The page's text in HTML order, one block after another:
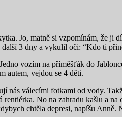
Jo, matně si vzpomínám, že ji
3 dny a vykulil oči: “Kdo ti
vozím na příměšťák do
autem, vejdou se 4 děti.
nás válecími fotkami od vody.
No na zahradu kašlu a
chtěla depresi, napíšu